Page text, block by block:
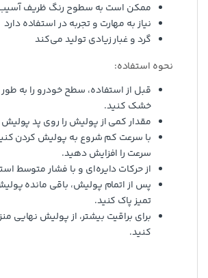
ممکن است به سطوح رنگ ظریف آسیب
نیاز به مهارت و تجربه در استفاده دارد
گرد و غبار زیادی تولید می‌کند
نحوه استفاده:
قبل از استفاده، سطح خودرو را به
خشک کنید.
مقدار کمی از پولیش را روی پد پولیش
با سرعت کم شروع به پولیش کردن
سرعت را افزایش دهید.
از حرکات دایره‌ای و با فشار متوسط
پس از اتمام پولیش، باقی مانده
تمیز پاک کنید.
برای براقیت بیشتر، از پولیش نهایی
کنید.